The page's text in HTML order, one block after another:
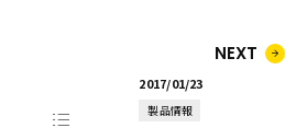
NEXT
2017/01/23
製品情報